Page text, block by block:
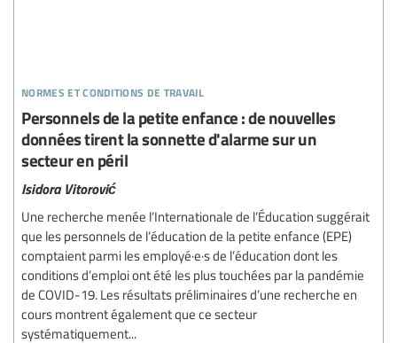
normes et conditions de travail
Personnels de la petite enfance : de nouvelles
données tirent la sonnette d'alarme sur un
secteur en péril
Isidora Vitorović
Une recherche menée l’Internationale de l’Éducation suggérait
que les personnels de l’éducation de la petite enfance (EPE)
comptaient parmi les employé·e·s de l’éducation dont les
conditions d’emploi ont été les plus touchées par la pandémie
de COVID-19. Les résultats préliminaires d’une recherche en
cours montrent également que ce secteur
systématiquement...